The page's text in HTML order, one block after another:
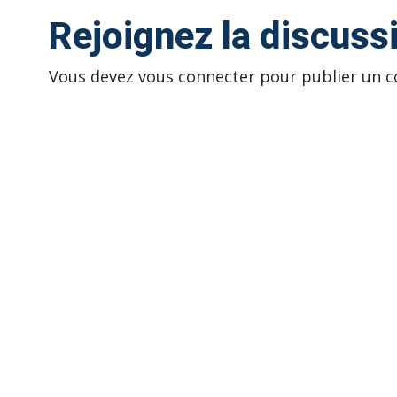
Rejoignez la
Vous devez vous connecter pour publier un